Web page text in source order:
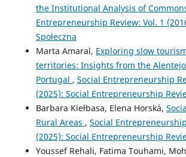
the Institutional Analysis of
Entrepreneurship Review: Vol. 1
Społeczna
Marta Amaral, Exploring slow
territories: Insights from the
Portugal , Social Entrepreneurship
(2025): Social Entrepreneurship
Barbara Kiełbasa, Elena Horská,
Rural Areas , Social
(2025): Social Entrepreneurship
Youssef Rehali, Fatima Touhami,